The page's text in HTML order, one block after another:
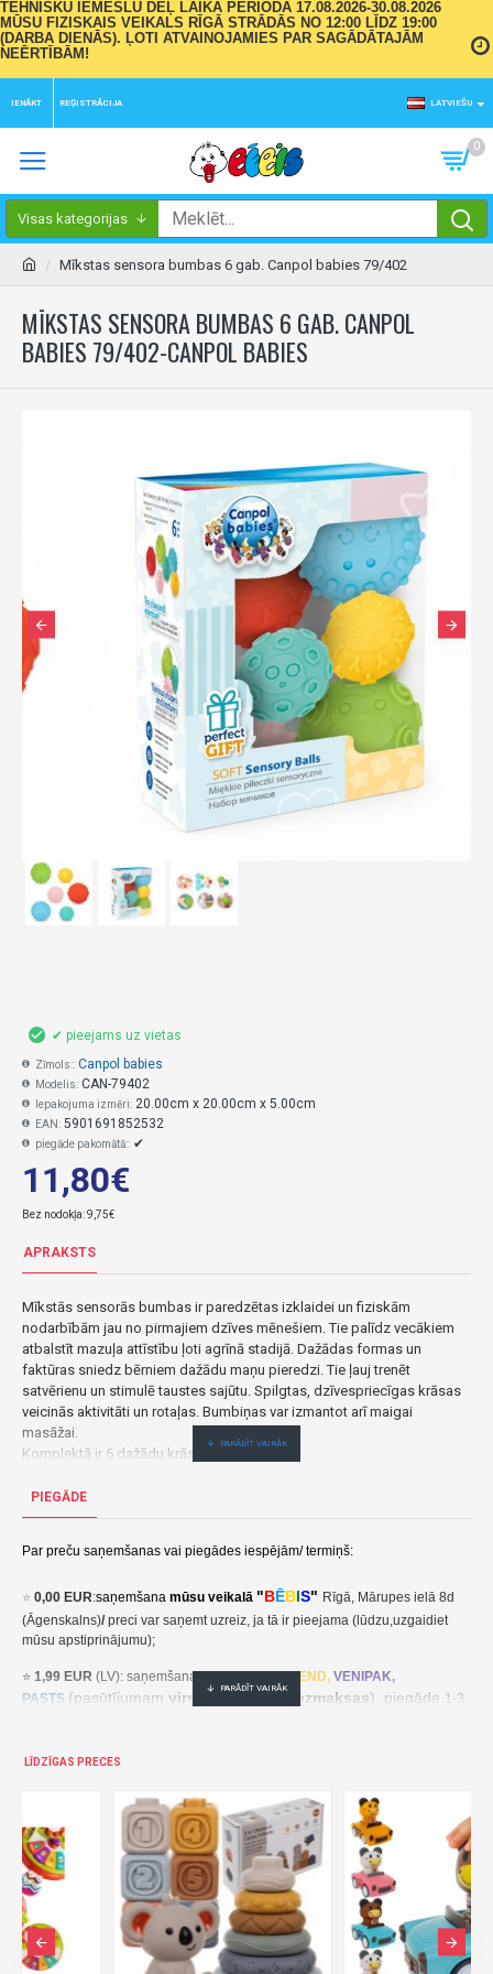
TEHNISKU IEMESLU DĒĻ LAIKA PERIODĀ 17.08.2026-30.08.2026
MŪSU FIZISKAIS VEIKALS RĪGĀ STRĀDĀS NO 12:00 LĪDZ 19:00
(DARBA DIENĀS). ĻOTI ATVAINOJAMIES PAR SAGĀDĀTAJĀM
NEĒRTĪBĀM!
IENĀKT REĢISTRĀCIJA LATVIEŠU
0
Visas kategorijas
Mīkstas sensora bumbas 6 gab. Canpol babies 79/402
MĪKSTAS SENSORA BUMBAS 6 GAB. CANPOL
BABIES 79/402-CANPOL BABIES
11,80€
Bez nodokļa: 9,75€
✔ pieejams uz vietas
Zīmols:: Canpol babies
Modelis: CAN-79402
Iepakojuma izmēri: 20.00cm x 20.00cm x 5.00cm
EAN: 5901691852532
piegāde pakomātā:: ✔
APRAKSTS
Mīkstās sensorās bumbas ir paredzētas izklaidei un fiziskām
nodarbībām jau no pirmajiem dzīves mēnešiem. Tie palīdz vecākiem
atbalstīt mazuļa attīstību ļoti agrīnā stadijā. Dažādas formas un
faktūras sniedz bērniem dažādu maņu pieredzi. Tie ļauj trenēt
satvērienu un stimulē taustes sajūtu. Spilgtas, dzīvespriecīgas krāsas
veicinās aktivitāti un rotaļas. Bumbiņas var izmantot arī maigai
masāžai.
Komplektā ir 6 dažādu krāsu bumbiņas.
11,80€ veikalā "BĒBIS" Rīgā vai bebis.lv.Pieejams(-a).
Nopirkt Mīkstas sensora bumbas 6 gab. Canpol babies 79/402--par zemu cenu,ātri,ērti,bez gaidīšanas.Cenas no vairumtirgotāja.
PIEGĀDE
Par preču saņemšanas vai piegādes iespējām/ termiņš:
⭐ 0,00 EUR:saņemšana mūsu veikalā "BĒBIS" Rīgā, Mārupes ielā 8d
(Āgenskalns)/preci var saņemt uzreiz, ja tā ir pieejama (lūdzu,uzgaidiet
mūsu apstiprinājumu);
⭐ 1,99 EUR (LV): saņemšana pakomātā SEND, VENIPAK,
PASTS (pasūtījumam virs 30,00 EUR- bezmaksas), piegāde 1-3
⭐2,49 EUR(LT, EE): saņemšana pakomātā
2,49 EUR kättesaamine pakiautomaadis UNISEND, Udrop,
kohaletoimetamine 2-5 tööpäeva jooksul;
LT: 2,49 EUR gavimas siuntų automate UNISEND, Udrop, LPExpress,
pristatymas per 2–5 darbo dienas;
⭐ 3,50 EUR (LV): saņemšanaDPD Paku Skapis (pasūtījumamvirs
30,00 EUR- bezmaksas), piegāde1-3 darba dienu laikā;
LĪDZĪGAS PRECES